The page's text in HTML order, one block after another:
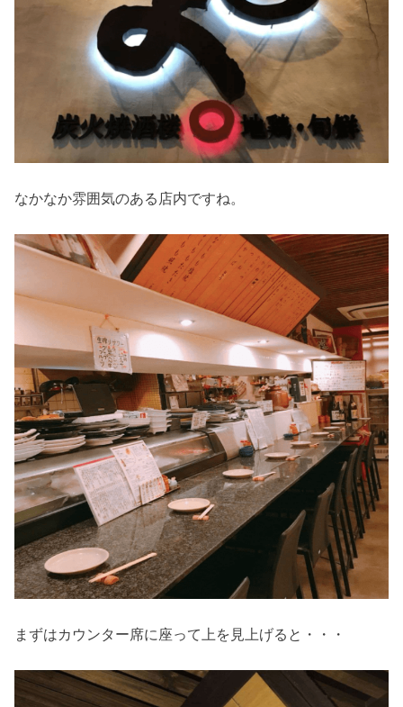
なかなか雰囲気のある店内ですね。
まずはカウンター席に座って上を見上げると・・・